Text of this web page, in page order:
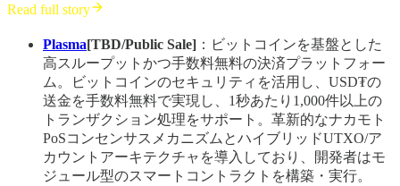
Read full story
Plasma[TBD/Public Sale] ：ビットコインを基盤とした
高スループットかつ手数料無料の決済プラットフォー
ム。ビットコインのセキュリティを活用し、USD₮の
送金を手数料無料で実現し、1秒あたり1,000件以上の
トランザクション処理をサポート。革新的なナカモト
PoSコンセンサスメカニズムとハイブリッドUTXO/ア
カウントアーキテクチャを導入しており、開発者はモ
ジュール型のスマートコントラクトを構築・実行。